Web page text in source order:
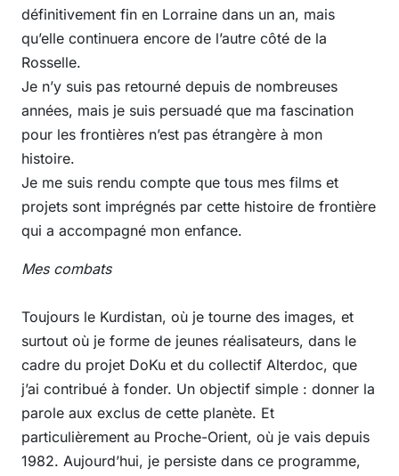
définitivement fin en Lorraine dans un an, mais
qu’elle continuera encore de l’autre côté de la
Rosselle.
Je n’y suis pas retourné depuis de nombreuses
années, mais je suis persuadé que ma fascination
pour les frontières n’est pas étrangère à mon
histoire.
Je me suis rendu compte que tous mes films et
projets sont imprégnés par cette histoire de frontière
qui a accompagné mon enfance.
Mes combats
Toujours le Kurdistan, où je tourne des images, et
surtout où je forme de jeunes réalisateurs, dans le
cadre du projet DoKu et du collectif Alterdoc, que
j’ai contribué à fonder. Un objectif simple : donner la
parole aux exclus de cette planète. Et
particulièrement au Proche-Orient, où je vais depuis
1982. Aujourd’hui, je persiste dans ce programme,